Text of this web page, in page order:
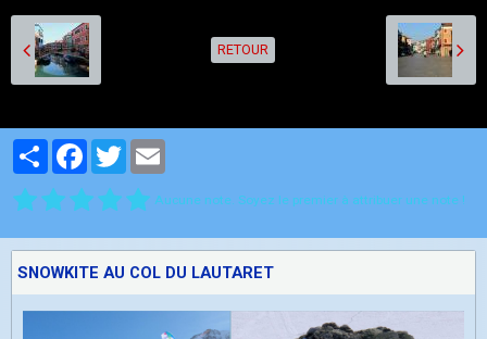
RETOUR
PartagerFacebook
Twitter
Aucune note. Soyez le premier à attribuer une note !
SNOWKITE AU COL DU LAUTARET